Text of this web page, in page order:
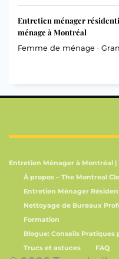
Entretien ménager
ménage à Montréal
Femme de ménage ·
Entretien Ménager à Montréal
À propos – The Montreal
Entretien Ménager
Nettoyage de Bureaux
Formation
Blogue: Conseils
Trucs et astuces
FAQ